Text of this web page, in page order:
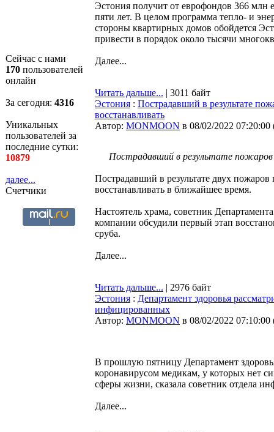
Сейчас с нами
170 пользователей
онлайн
За сегодня: 4316
Уникальных
пользователей за
последние сутки:
10879
далее...
Счетчики
Эстония получит от еврофондов 366 млн
пяти лет. В целом программа тепло- и
стороны квартирных домов обойдется
привести в порядок около тысячи
Далее...
Читать дальше... | 3011 байт
Эстония : Пострадавший в результате
восстанавливать
Автор: MONMOON в 08/02/2022 07:20:00
Пострадавший в результате
Пострадавший в результате двух
восстанавливать в ближайшее время.
Настоятель храма, советник
компании обсудили первый этап
сруба.
Далее...
Читать дальше... | 2976 байт
Эстония : Департамент здоровья
инфицированных
Автор: MONMOON в 08/02/2022 07:10:00
В прошлую пятницу Департамент
коронавирусом медикам, у которых нет
сферы жизни, сказала советник отдела
Далее...